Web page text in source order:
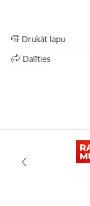
Drukāt lapu
Dalīties